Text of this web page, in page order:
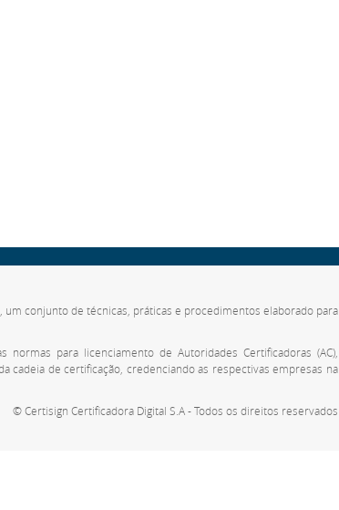
um conjunto de técnicas, práticas e procedimentos elaborado para
para licenciamento de Autoridades Certificadoras (AC),
cadeia de certificação, credenciando as respectivas empresas na
© Certisign Certificadora Digital S.A - Todos os direitos reservados